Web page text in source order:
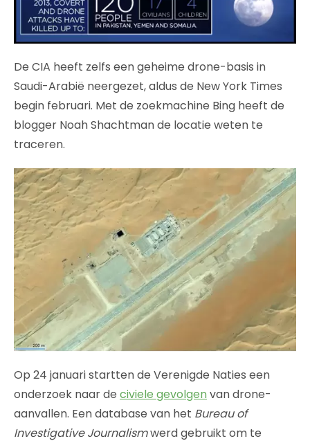
De CIA heeft zelfs een geheime drone-basis in
Saudi-Arabië neergezet, aldus de New York Times
begin februari. Met de zoekmachine Bing heeft de
blogger Noah Shachtman de locatie weten te
traceren.
Op 24 januari startten de Verenigde Naties een
onderzoek naar de civiele gevolgen van drone-
aanvallen. Een database van het Bureau of
Investigative Journalismwerd gebruikt om te